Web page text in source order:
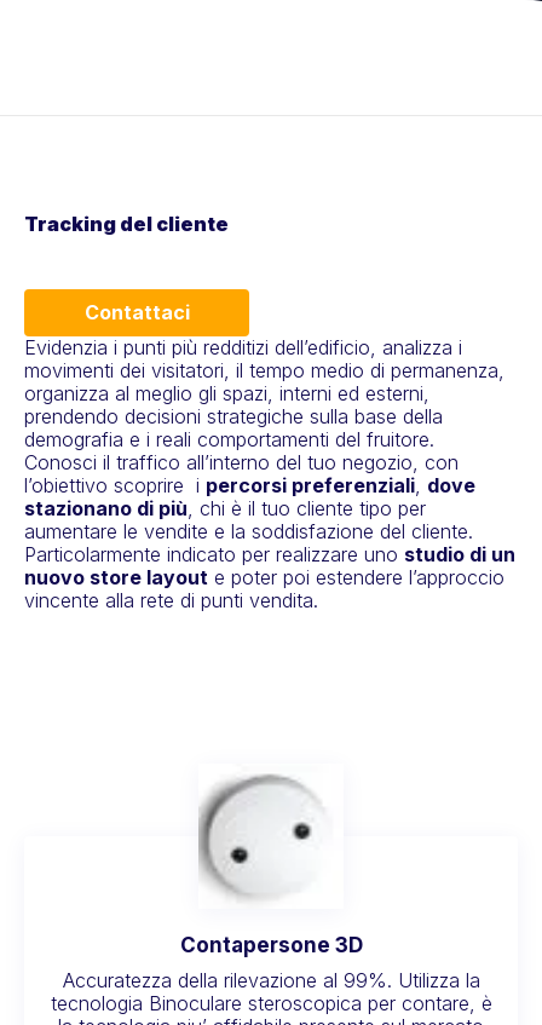
Tracking del cliente
Contattaci
Evidenzia i punti più redditizi dell’edificio, analizza i
movimenti dei visitatori, il tempo medio di permanenza,
organizza al meglio gli spazi, interni ed esterni,
prendendo decisioni strategiche sulla base della
demografia e i reali comportamenti del fruitore.
Conosci il traffico all’interno del tuo negozio, con
l’obiettivo scoprire i percorsi preferenziali, dove
stazionano di più, chi è il tuo cliente tipo per
aumentare le vendite e la soddisfazione del cliente.
Particolarmente indicato per realizzare uno studio di un
nuovo store layout e poter poi estendere l’approccio
vincente alla rete di punti vendita.
Contapersone 3D
Accuratezza della rilevazione al 99%. Utilizza la
tecnologia Binoculare steroscopica per contare, è